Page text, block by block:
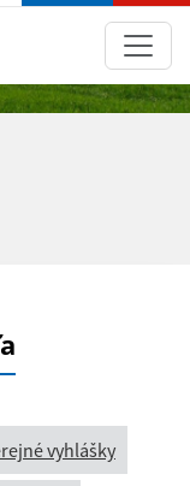
vyhlášky